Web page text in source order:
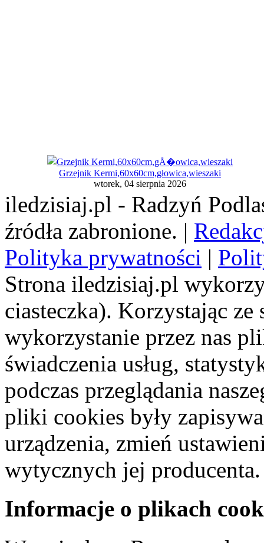
Grzejnik Kermi,60x60cm,głowica,wieszaki
wtorek, 04 sierpnia 2026
iledzisiaj.pl - Radzyń
źródła zabronione. |
Polityka prywatności |
Strona iledzisiaj.pl
ciasteczka). Korzystając
wykorzystanie przez nas
świadczenia usług,
podczas przeglądania
pliki cookies były
urządzenia, zmień
wytycznych jej producenta.
Informacje o plikach